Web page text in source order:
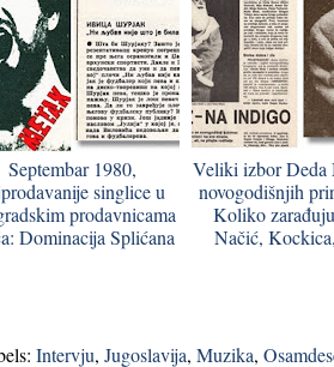
Septembar 1980,
singlice u
prodavnicama
Dominacija Splićana
Veliki izbor Deda
novogodišnjih
Koliko
Načić,
Intervju, Jugoslavija, Muzika,